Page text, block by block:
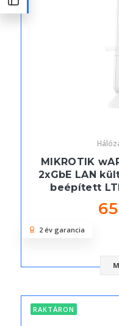
MIKROTIK
2xGbE LAN
beépített
2 év garancia
RAKTÁRON